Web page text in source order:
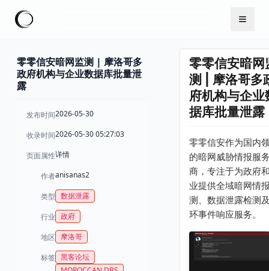
零零信安暗网监测 | 摩洛哥多
政府机构与企业数据库批量泄
露
发布时间2026-05-30
收录时间2026-05-30 05:27:03
页面属性详情
作者anisanas2
类型 数据泄露
行业 政府
地区 摩洛哥
标签 黑客论坛
零零信安暗网
测 | 摩洛哥多
府机构与企业
据库批量泄露
零零信安作为国内
的暗网威胁情报服
商，专注于为政府
业提供全域暗网情
测、数据泄露检测
环事件响应服务。